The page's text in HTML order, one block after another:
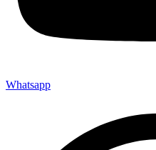
Whatsapp